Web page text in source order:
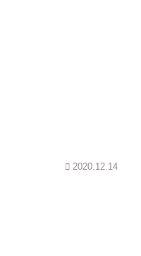
2020.12.14